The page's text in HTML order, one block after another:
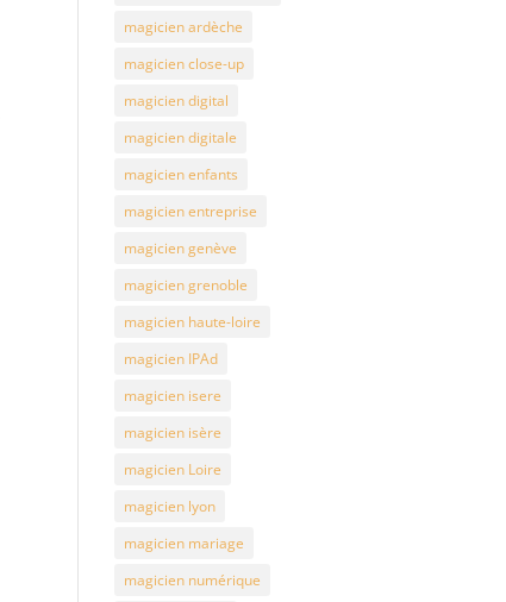
magicien ardèche
magicien close-up
magicien digital
magicien digitale
magicien enfants
magicien entreprise
magicien genève
magicien grenoble
magicien haute-loire
magicien IPAd
magicien isere
magicien isère
magicien Loire
magicien lyon
magicien mariage
magicien numérique